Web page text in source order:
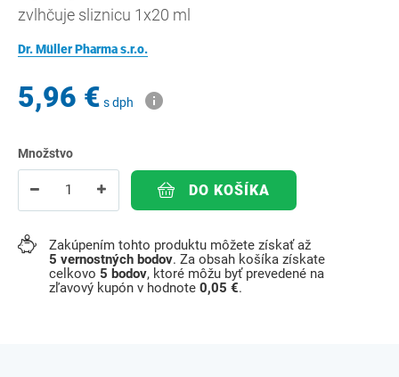
zvlhčuje sliznicu 1x20 ml
Dr. Müller Pharma s.r.o.
5,96 € s dph
Množstvo
DO KOŠÍKA
Zakúpením tohto produktu môžete získať až
5 vernostných bodov. Za obsah košíka získate
celkovo 5 bodov, ktoré môžu byť prevedené na
zľavový kupón v hodnote 0,05 €.